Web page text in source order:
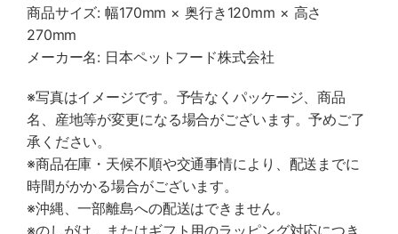
商品サイズ: 幅170mm × 奥行き120mm × 高さ
270mm
メーカー名: 日本ペットフード株式会社
※写真はイメージです。予告なくパッケージ、商品
名、産地等が変更になる場合がございます。予めご了
承ください。
※商品在庫・天候不順や交通事情により、配送までに
時間がかかる場合がございます。
※沖縄、一部離島への配送はできません。
※のしがけ、またはギフト用のラッピング対応につき